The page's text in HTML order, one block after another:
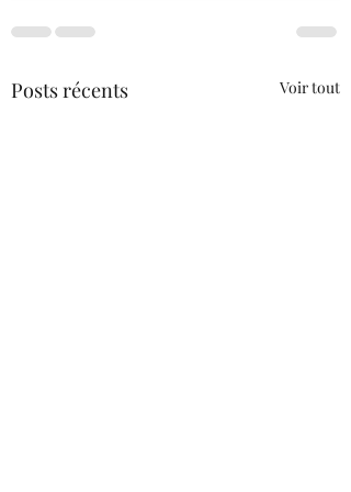
Posts récents Voir tout